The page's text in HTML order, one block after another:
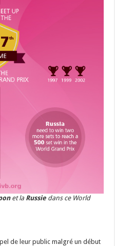
et la Russie dans ce World
de leur public malgré un début